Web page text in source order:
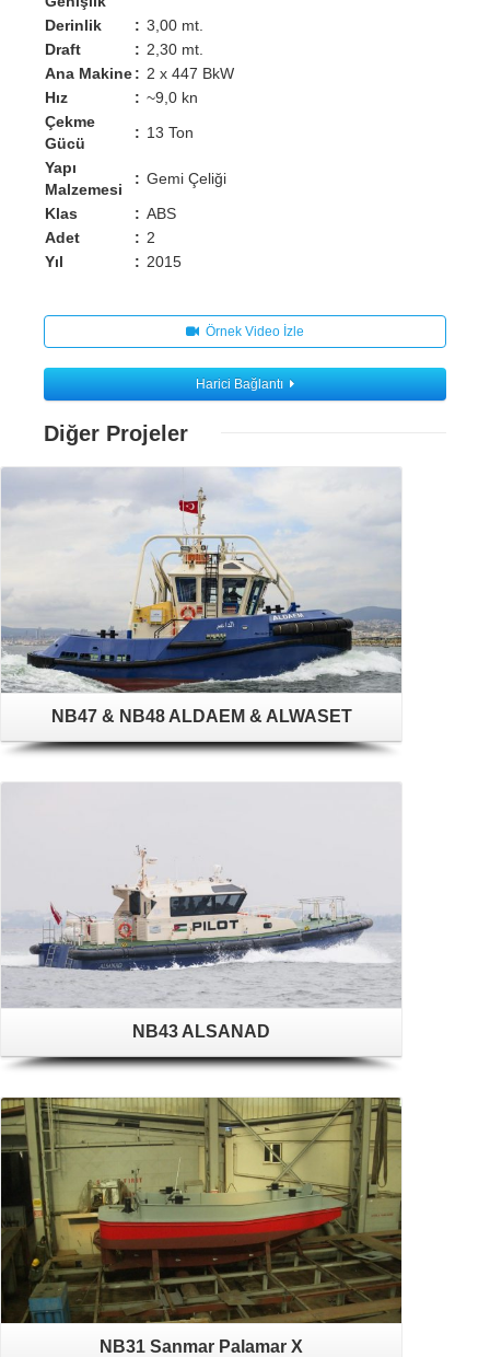
Derinlik
: 3,00 mt.
Draft
: 2,30 mt.
Ana Makine: 2 x 447 BkW
Hız
: ~9,0 kn
Çekme
Gücü
: 13 Ton
Yapı
Malzemesi
: Gemi Çeliği
Klas
: ABS
Adet
: 2
Yıl
: 2015
Örnek Video İzle
Harici Bağlantı
Diğer Projeler
NB47 & NB48 ALDAEM & ALWASET
NB43 ALSANAD
NB31 Sanmar Palamar X